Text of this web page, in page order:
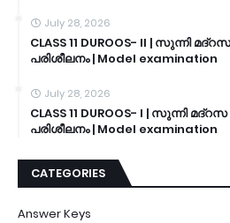
July 28, 2026
CLASS 11 DUROOS- II | സുന്നി
പരിശീലനം | Model examination
July 28, 2026
CLASS 11 DUROOS- I | സുന്നി
പരിശീലനം | Model examination
CATEGORIES
Answer Keys